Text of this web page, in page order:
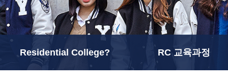
Residential College? RC 교육과정